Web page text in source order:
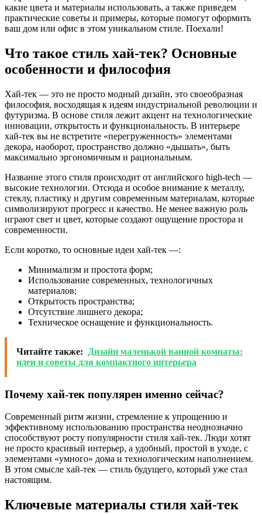
какие цвета и материалы использовать, а также приведем
практические советы и примеры, которые помогут оформить
ваш дом или офис в этом уникальном стиле. Поехали!
Что такое стиль хай-тек? Основные
особенности и философия
Хай-тек — это не просто модный дизайн, это своеобразная
философия, восходящая к идеям индустриальной революции и
футуризма. В основе стиля лежит акцент на технологические
инновации, открытость и функциональность. В интерьере
хай-тек вы не встретите «перегруженность» элементами
декора, наоборот, пространство должно «дышать», быть
максимально эргономичным и рациональным.
Название этого стиля происходит от английского high-tech —
высокие технологии. Отсюда и особое внимание к металлу,
стеклу, пластику и другим современным материалам, которые
символизируют прогресс и качество. Не менее важную роль
играют свет и цвет, которые создают ощущение простора и
современности.
Если коротко, то основные идеи хай-тек —:
Минимализм и простота форм;
Использование современных, технологичных
материалов;
Открытость пространства;
Отсутствие лишнего декора;
Техническое оснащение и функциональность.
Читайте также:
Дизайн маленькой ванной комнаты:
идеи и советы для компактного интерьера
Почему хай-тек популярен именно сейчас?
Современный ритм жизни, стремление к упрощению и
эффективному использованию пространства неоднозначно
способствуют росту популярности стиля хай-тек. Люди хотят
не просто красивый интерьер, а удобный, простой в уходе, с
элементами «умного» дома и технологическим наполнением.
В этом смысле хай-тек — стиль будущего, который уже стал
настоящим.
Ключевые материалы стиля хай-тек